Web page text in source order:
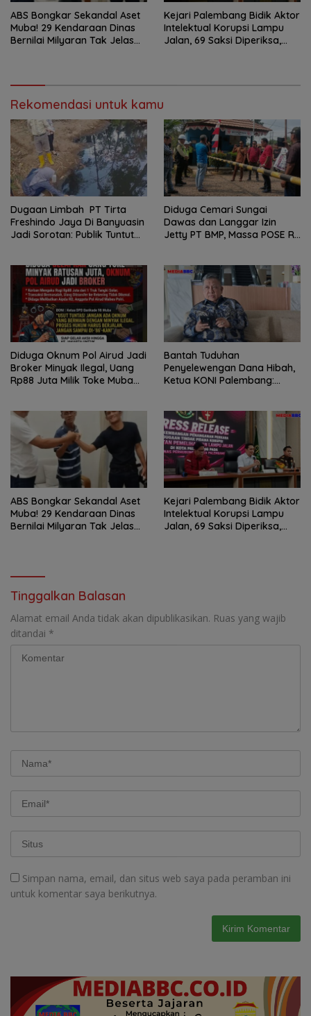
ABS Bongkar Sekandal Aset
Muba! 29 Kendaraan Dinas
Bernilai Milyaran Tak Jelas
Kejari Palembang Bidik Aktor
Intelektual Korupsi Lampu
Jalan, 69 Saksi Diperiksa,
Rekomendasi untuk kamu
Dugaan Limbah PT Tirta
Freshindo Jaya Di Banyuasin
Jadi Sorotan: Publik Tuntut
Diduga Cemari Sungai
Dawas dan Langgar Izin
Jetty PT BMP, Massa POSE RI
Tuntas
Diduga Oknum Pol Airud Jadi
Broker Minyak Ilegal, Uang
Rp88 Juta Milik Toke Muba
Bantah Tuduhan
Penyelewengan Dana Hibah,
Ketua KONI Palembang:
ABS Bongkar Sekandal Aset
Muba! 29 Kendaraan Dinas
Bernilai Milyaran Tak Jelas
Kejari Palembang Bidik Aktor
Intelektual Korupsi Lampu
Jalan, 69 Saksi Diperiksa,
Tinggalkan Balasan
Alamat email Anda tidak akan dipublikasikan. Ruas yang wajib
ditandai *
Simpan nama, email, dan situs web saya pada peramban ini
untuk komentar saya berikutnya.